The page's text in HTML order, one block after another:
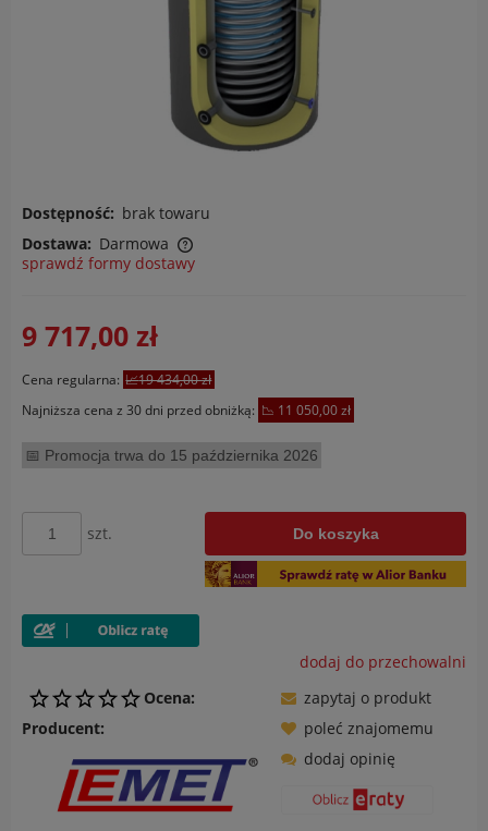
Dostępność: brak towaru
Dostawa: Darmowa
Cena nie zawiera ewentualnych kosztów płatności
sprawdź formy dostawy
9 717,00 zł
Cena regularna:
19 434,00 zł
Najniższa cena z 30 dni przed obniżką:
11 050,00 zł
Promocja trwa do 15 października 2026
szt. Do koszyka
dodaj do przechowalni
Ocena:
Producent:
zapytaj o produkt
poleć znajomemu
dodaj opinię